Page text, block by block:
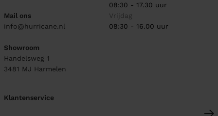
Mail ons
info@hurricane.nl
Showroom
Handelsweg 1
3481 MJ Harmelen
08:30 - 17.30 uur
Vrijdag
08:30 - 16.00 uur
Klantenservice